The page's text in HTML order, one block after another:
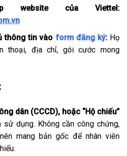
website của Viettel:
thông tin vào form đăng ký:Họ
thoại, địa chỉ, gói cước mong
dân (CCCD), hoặc “Hộ chiếu”
sử dụng. Không cần công chứng,
mang bản gốc để nhân viên